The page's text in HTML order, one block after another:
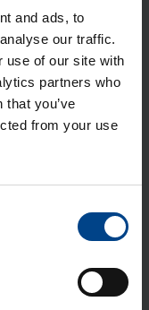
and ads, to
our traffic.
use of our site with
partners who
you’ve
from your use
na­po­jen
3/4N
P250
P160